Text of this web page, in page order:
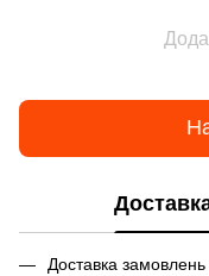
Доставка замовлень